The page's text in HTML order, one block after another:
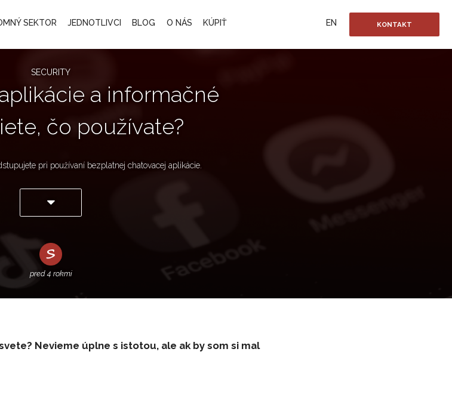
KONTAKT
EN
SEKTOR JEDNOTLIVCI BLOG O NÁS KÚPIŤ
SECURITY
a informačné
čo používate?
pri používaní bezplatnej chatovacej aplikácie.
pred 4 rokmi
Nevieme úplne s istotou, ale ak by som si mal